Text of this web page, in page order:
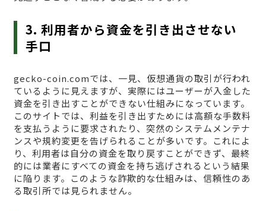
3. 利用者から資金を引き出させない
手口
gecko-coin.comでは、一見、仮想通貨の取引が行われ
ているように見えますが、実際にはユーザーが入金した
資金を引き出すことができない仕組みになっています。
このサイトでは、利益を引き出すためには高額な手数料
を支払うように要求されたり、突然のシステムメンテナ
ンスや規約変更を告げられることが多いです。これによ
り、利用者は自分の資金を取り戻すことができず、最終
的には業者にすべての資金を持ち逃げされるという結果
に陥ります。このような詐欺的な仕組みは、信頼性のあ
る取引所では見られません。